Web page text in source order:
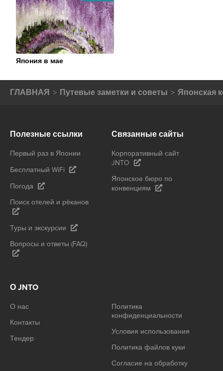
Япония в мае
JAPAN
NATIONAL
TOURISM
ORGANIZATION
ГЛАВНАЯ Путевые заметки и советы Японская
Полезные ссылки
Первый раз в Японии
Бесплатный WiFi
Погода
Поиск отелей и рёканов
Туры и экскурсии
Вопросы и ответы (FAQ)
Связанные сайты
Корпоративный сайт
JNTO
Японское бюро по
конвенциям
О JNTO
О нас
Контакты
Тендер
Политика
конфиденциальности
Условия использования
Политика файлов куки
Согласие на обработку